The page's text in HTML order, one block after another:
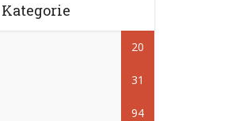
Kategorie
20
31
94